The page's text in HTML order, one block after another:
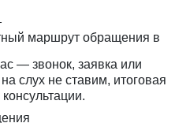
маршрут обращения в
— звонок, заявка или
слух не ставим, итоговая